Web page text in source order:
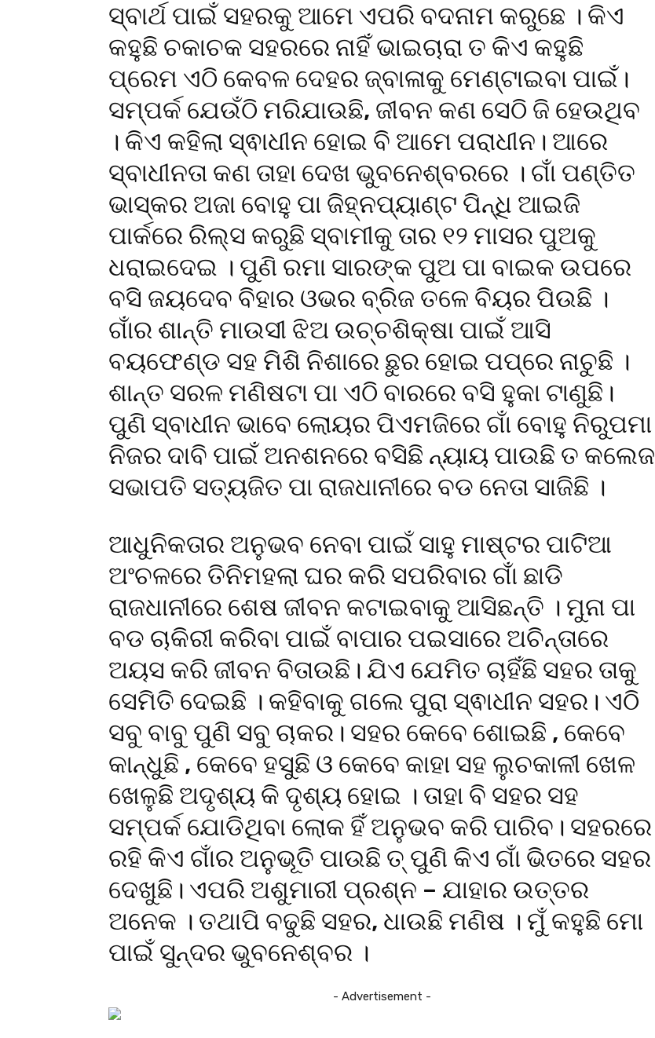
ସ୍ବାର୍ଥ ପାଇଁ ସହରକୁ ଆମେ ଏପରି ବଦନାମ କରୁଛେ । କିଏ
କହୁଛି ଚକାଚକ ସହରରେ ନାହିଁ ଭାଇଚାରା ତ କିଏ କହୁଛି
ପ୍ରେମ ଏଠି କେବଳ ଦେହର ଜ୍ବାଳାକୁ ମେଣ୍ଟାଇବା ପାଇଁ।
ସମ୍ପର୍କ ଯେଉଁଠି ମରିଯାଉଛି, ଜୀବନ କଣ ସେଠି ଜି ହେଉଥିବ
। କିଏ କହିଲା ସ୍ଵାଧୀନ ହୋଇ ବି ଆମେ ପରାଧୀନ। ଆରେ
ସ୍ବାଧୀନତା କଣ ତାହା ଦେଖ ଭୁବନେଶ୍ବରରେ । ଗାଁ ପଣ୍ତିତ
ଭାସ୍କର ଅଜା ବୋହୁ ପା ଜିହ୍ନପ୍ୟାଣ୍ଟ ପିନ୍ଧି ଆଇଜି
ପାର୍କରେ ରିଲ୍ସ କରୁଛି ସ୍ବାମୀକୁ ତାର ୧୨ ମାସର ପୁଅକୁ
ଧରାଇଦେଇ । ପୁଣି ରମା ସାରଙ୍କ ପୁଅ ପା ବାଇକ ଉପରେ
ବସି ଜୟଦେବ ବିହାର ଓଭର ବ୍ରିଜ ତଳେ ବିୟର ପିଉଛି ।
ଗାଁର ଶାନ୍ତି ମାଉସୀ ଝିଅ ଉଚ୍ଚଶିକ୍ଷା ପାଇଁ ଆସି
ବୟଫେଣ୍ଡ ସହ ମିଶି ନିଶାରେ ଛୁର ହୋଇ ପପ୍‌ରେ ନାଚୁଛି ।
ଶାନ୍ତ ସରଳ ମଣିଷଟା ପା ଏଠି ବାରରେ ବସି ହୁକା ଟାଣୁଛି।
ପୁଣି ସ୍ବାଧୀନ ଭାବେ ଲୋୟର ପିଏମଜିରେ ଗାଁ ବୋହୁ ନିରୁପମା
ନିଜର ଦାବି ପାଇଁ ଅନଶନରେ ବସିଛି ନ୍ୟାୟ ପାଉଛି ତ କଲେଜ
ସଭାପତି ସତ୍ୟଜିତ ପା ରାଜଧାନୀରେ ବଡ ନେତା ସାଜିଛି ।
ଆଧୁନିକତାର ଅନୁଭବ ନେବା ପାଇଁ ସାହୁ ମାଷ୍ଟର ପାଟିଆ
ଅଂଚଳରେ ତିନିମହଲା ଘର କରି ସପରିବାର ଗାଁ ଛାଡି
ରାଜଧାନୀରେ ଶେଷ ଜୀବନ କଟାଇବାକୁ ଆସିଛନ୍ତି । ମୁନା ପା
ବଡ ଚାକିରୀ କରିବା ପାଇଁ ବାପାର ପଇସାରେ ଅଚିନ୍ତାରେ
ଅୟସ କରି ଜୀବନ ବିତାଉଛି। ଯିଏ ଯେମିତ ଚାହିଁଛି ସହର ତାକୁ
ସେମିତି ଦେଇଛି । କହିବାକୁ ଗଲେ ପୁରା ସ୍ଵାଧୀନ ସହର। ଏଠି
ସବୁ ବାବୁ ପୁଣି ସବୁ ଚାକର। ସହର କେବେ ଶୋଇଛି , କେବେ
କାନ୍ଧୁଛି , କେବେ ହସୁଛି ଓ କେବେ କାହା ସହ ଲୁଚକାଳୀ ଖେଳ
ଖେଳୁଛି ଅଦୃଶ୍ୟ କି ଦୃଶ୍ୟ ହୋଇ । ତାହା ବି ସହର ସହ
ସମ୍ପର୍କ ଯୋଡିଥିବା ଲୋକ ହିଁ ଅନୁଭବ କରି ପାରିବ। ସହରରେ
ରହି କିଏ ଗାଁର ଅନୁଭୂତି ପାଉଛି ତ୍ ପୁଣି କିଏ ଗାଁ ଭିତରେ ସହର
ଦେଖୁଛି। ଏପରି ଅଶୁମାରୀ ପ୍ରଶ୍ନ – ଯାହାର ଉତ୍ତର
ଅନେକ । ତଥାପି ବଢୁଛି ସହର, ଧାଉଛି ମଣିଷ । ମୁଁ କହୁଛି ମୋ
ପାଇଁ ସୁନ୍ଦର ଭୁବନେଶ୍ବର ।
- Advertisement -